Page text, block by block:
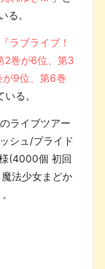
る。
『ラブライブ！
2巻が6位、第3
9位、第6巻
いる。
ライブツアー
シュ/プライド
(4000個 初回
法少女まどか